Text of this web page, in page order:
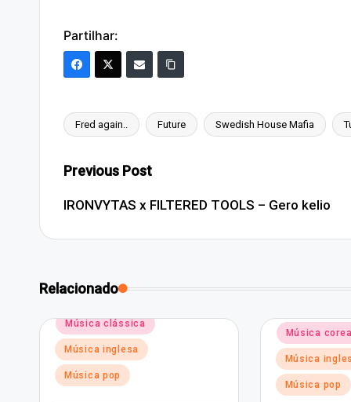
Partilhar:
Tags:
Fred again.. Future Swedish House Mafia
Post
navigation
Previous Post
IRONVYTAS x FILTERED TOOLS – Gero kelio
Relacionado
Posted
in
Música clássica
Música inglesa
Música pop
Posted
in
Música
Música
Música pop